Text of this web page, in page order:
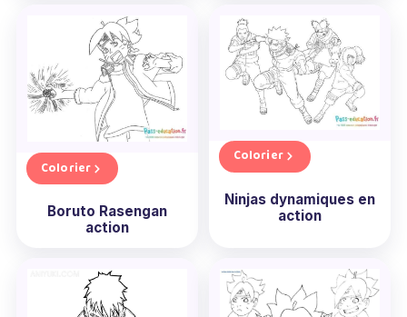
Colorier
Boruto Rasengan
action
Colorier
Ninjas dynamiques en
action